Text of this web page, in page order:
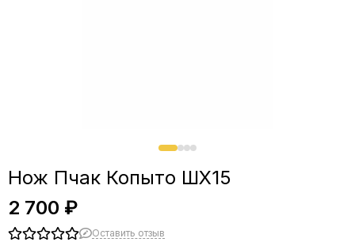
Нож Пчак Копыто ШХ15
2 700 ₽
Оставить отзыв